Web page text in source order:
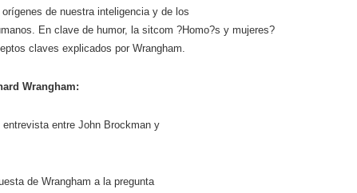
de nuestra inteligencia y de los
En clave de humor, la sitcom ?Homo?s y mujeres?
claves explicados por Wrangham.
Wrangham:
entrevista entre John Brockman y
de Wrangham a la pregunta